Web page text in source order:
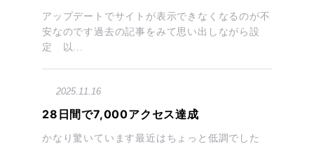
アップデートでサイトが表示できなくなるのが不
安なのです過去の記事をみて思い出しながら設
定 以...
2025.11.16
28日間で7,000アクセス達成
かなり驚いています最近はちょっと低調でした